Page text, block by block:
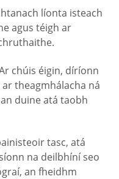
líonta isteach
agus téigh ar
chúis éigin, díríonn
theagmhálacha ná
duine atá taobh
tasc, atá
na deilbhíní seo
an fheidhm